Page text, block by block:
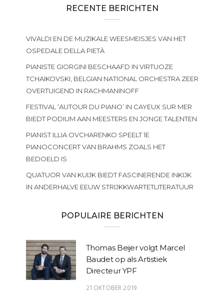
RECENTE BERICHTEN
VIVALDI EN DE MUZIKALE WEESMEISJES VAN HET
OSPEDALE DELLA PIETÀ
PIANISTE GIORGINI BESCHAAFD IN VIRTUOZE
TCHAIKOVSKI, BELGIAN NATIONAL ORCHESTRA ZEER
OVERTUIGEND IN RACHMANINOFF
FESTIVAL ‘AUTOUR DU PIANO’ IN CAYEUX SUR MER
BIEDT PODIUM AAN MEESTERS EN JONGE TALENTEN
PIANIST ILLIA OVCHARENKO SPEELT 1E
PIANOCONCERT VAN BRAHMS ZOALS HET
BEDOELD IS
QUATUOR VAN KUIJK BIEDT FASCINERENDE INKIJK
IN ANDERHALVE EEUW STRIJKKWARTETLITERATUUR
POPULAIRE BERICHTEN
Thomas Beijer volgt Marcel
Baudet op als Artistiek
Directeur YPF
21 OKTOBER 2019